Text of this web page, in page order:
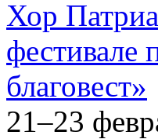
Хор
фестивале
благовест»
21–23